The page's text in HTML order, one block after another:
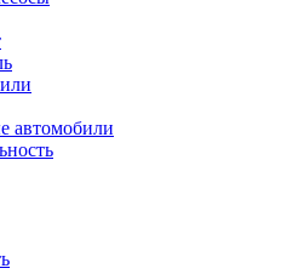
автомобили